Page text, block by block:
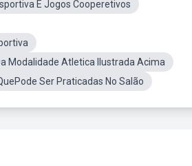
E Jogos Cooperetivos
Modalidade Atletica Ilustrada Acima
Ser Praticadas No Salão